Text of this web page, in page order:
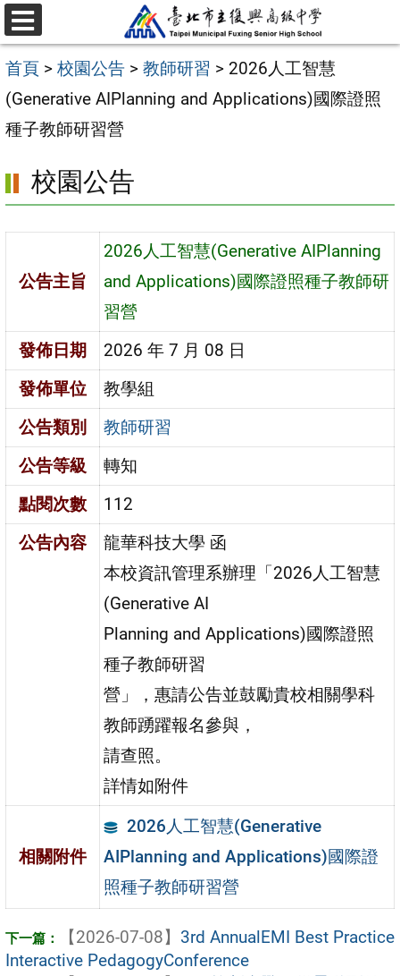
跳
至
主
要
內
區
選
單
首頁 > 校園公告 > 教師研習 > 2026人工智慧
(Generative AIPlanning and Applications)國際證照
種子教師研習營
校園公告
公告主旨
2026人工智慧(Generative AIPlanning
and Applications)國際證照種子教師研
習營
發佈日期
2026 年 7 月 08 日
發佈單位
教學組
公告類別
教師研習
公告等級
轉知
點閱次數
112
公告內容
龍華科技大學 函
本校資訊管理系辦理「2026人工智慧
(Generative AI
Planning and Applications)國際證照
種子教師研習
營」，惠請公告並鼓勵貴校相關學科
教師踴躍報名參與，
請查照。
詳情如附件
相關附件
2026人工智慧(Generative
AIPlanning and Applications)國際證
照種子教師研習營
【2026-07-08】 3rd AnnualEMI Best Practice
Interactive PedagogyConference